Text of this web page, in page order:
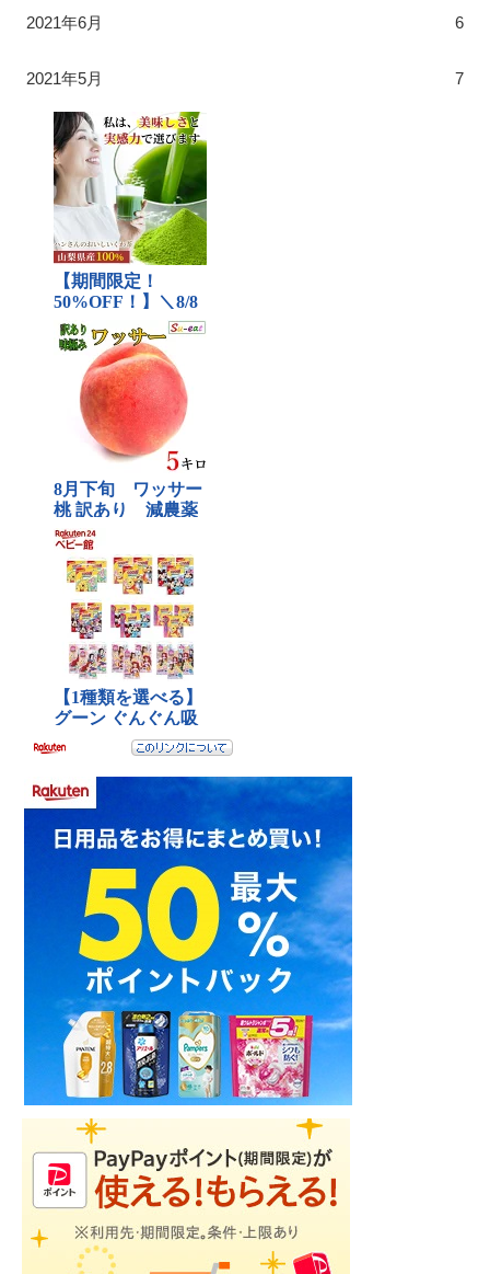
2021年6月 6
2021年5月 7